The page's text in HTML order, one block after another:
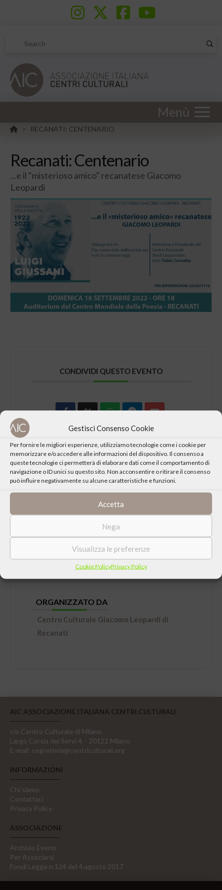
Gestisci Consenso Cookie
Per fornire le migliori esperienze, utilizziamo tecnologie come i cookie per
memorizzare e/o accedere alle informazioni del dispositivo. Il consenso a
queste tecnologie ci permetterà di elaborare dati come il comportamento di
navigazione o ID unici su questo sito. Non acconsentire o ritirare il consenso
può influire negativamente su alcune caratteristiche e funzioni.
Accetta
Nega
Visualizza le preferenze
Cookie PolicyPrivacy Policy
Search
Menù
HOME
> RECANATI: CENTENARIO
Recanati: Centenario
...e il "misterioso amico" recanatese Giacomo
Leopardi
CONDIVIDI QUESTO EVENTO
LUOGO
Auditorium del Centro Mondiale della poesia,
ORGANIZZATO DA
Centro Culturale Giacomo Leopardi di
Recanati
AIC ASSOCIAZIONE ITALIANA CENTRI CULTURALI
c/o Centro Culturale di Milano
Largo Corsia dei Servi 4, - 20122 Milano
E-mail: segreteria@centriculturali.org
INFORMAZIONI
Chi siamo
Contattaci
Privacy Policy
ASSOCIAZIONE
Archivio Eventi
Per Associarsi
Fondi Legge n.124 del 4 agosto 2017